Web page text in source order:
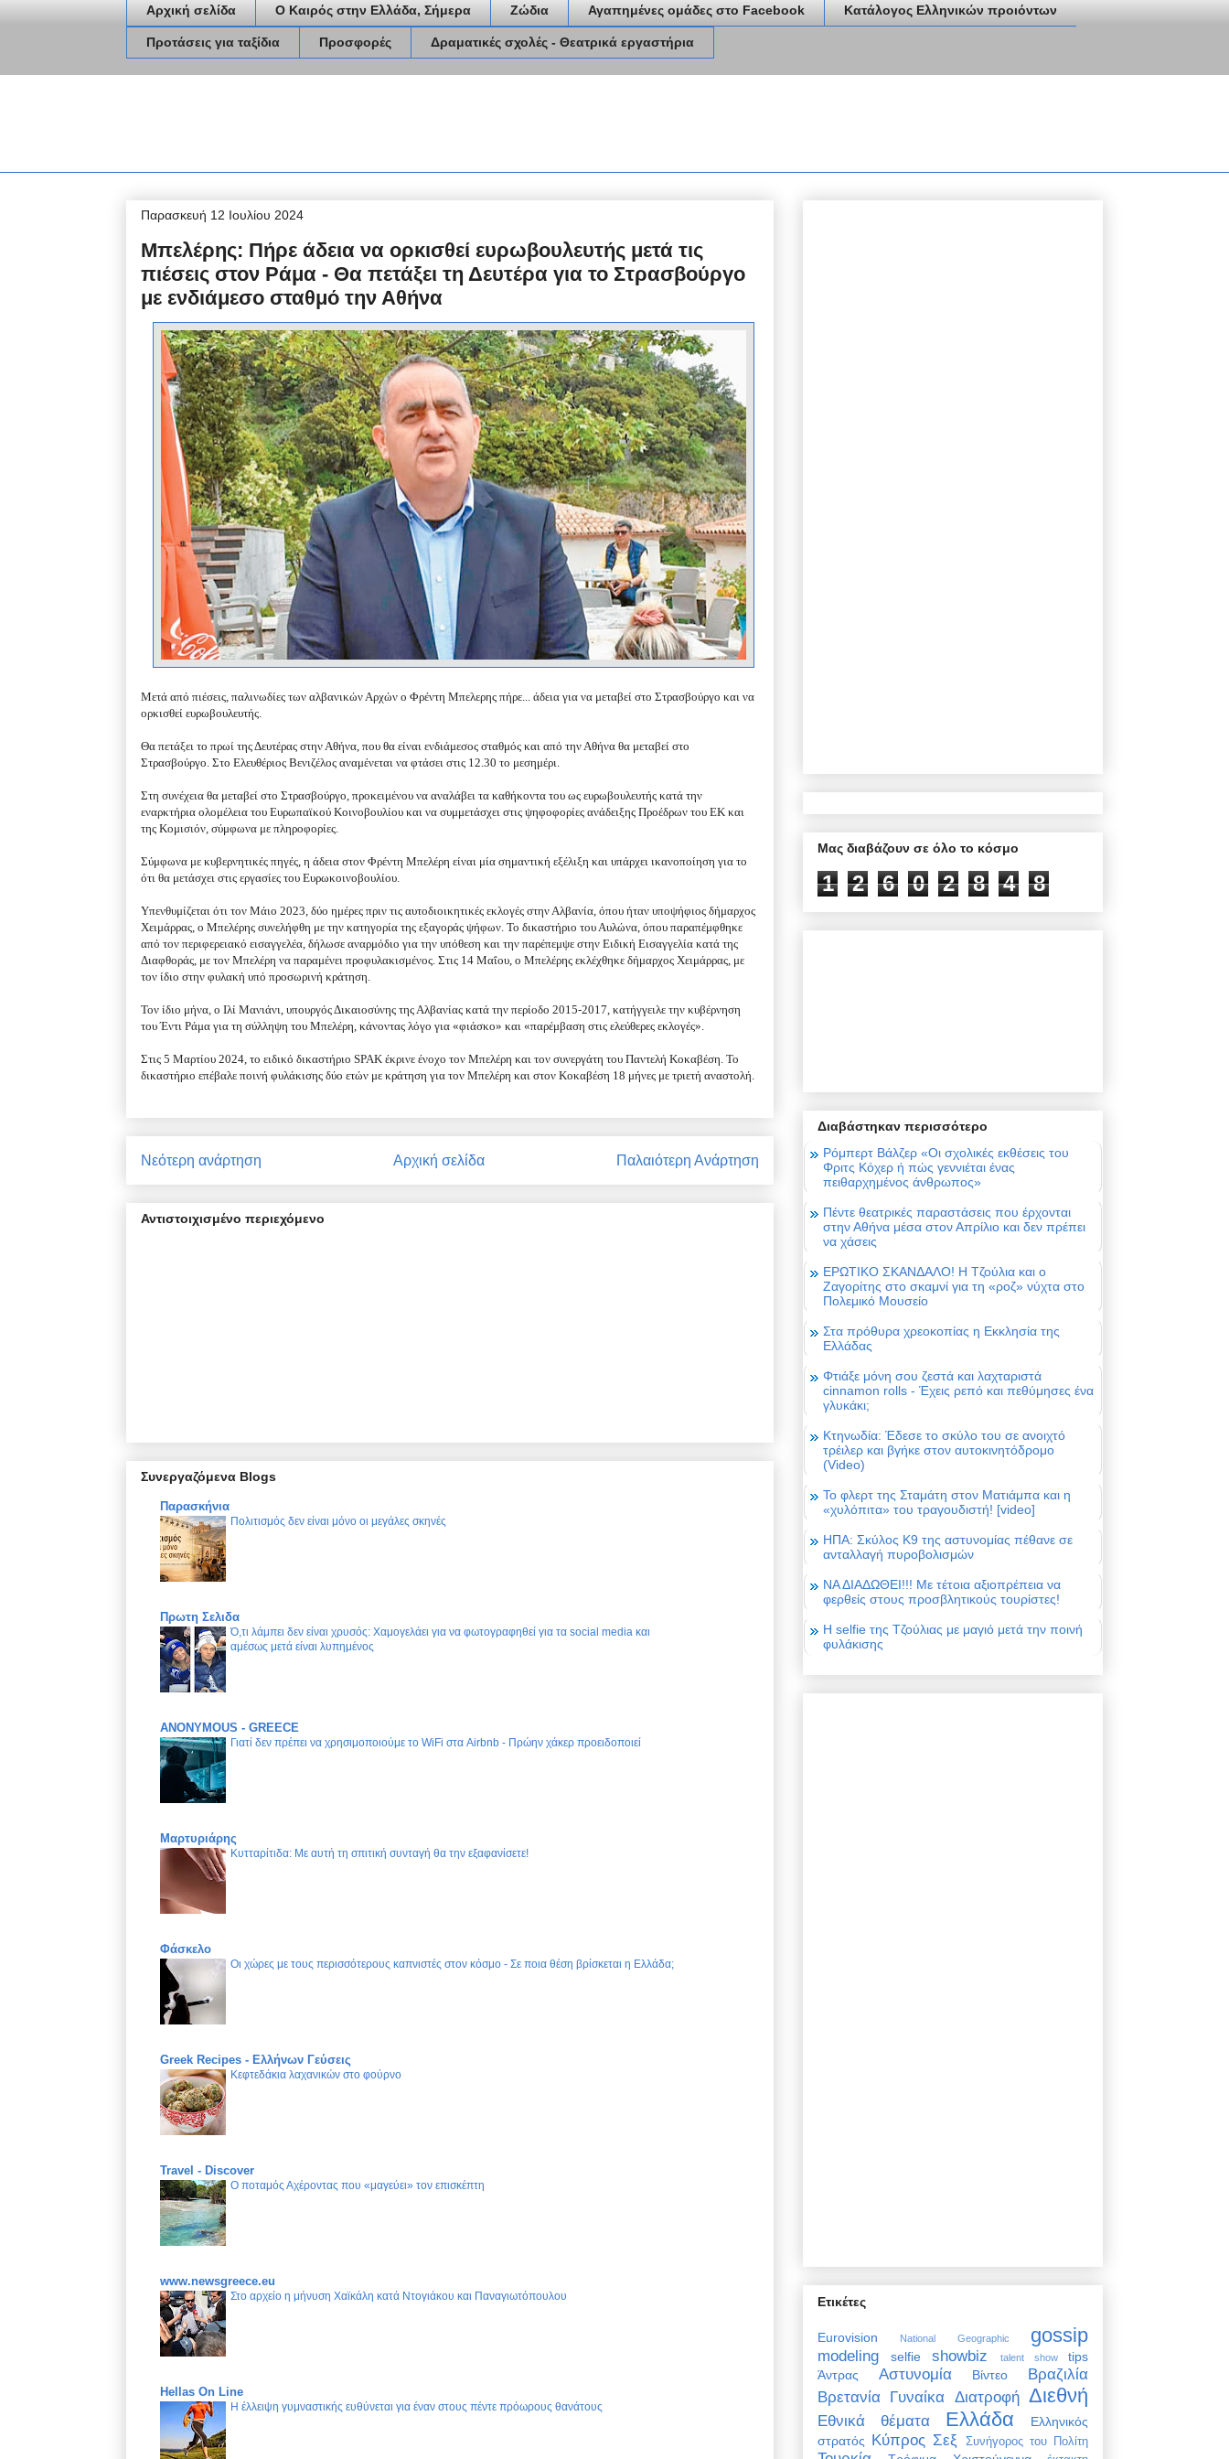
Αρχική σελίδα Ο Καιρός στην Ελλάδα, Σήμερα Ζώδια Αγαπημένες ομάδες στο Facebook Κατάλογος Ελληνικών προιόντων
Προτάσεις για ταξίδια Προσφορές Δραματικές σχολές - Θεατρικά εργαστήρια
Παρασκευή 12 Ιουλίου 2024
Μπελέρης: Πήρε άδεια να ορκισθεί ευρωβουλευτής μετά τις
πιέσεις στον Ράμα - Θα πετάξει τη Δευτέρα για το Στρασβούργο
με ενδιάμεσο σταθμό την Αθήνα
Μετά από πιέσεις, παλινωδίες των αλβανικών Αρχών ο Φρέντη Μπελερης πήρε...
άδεια για να μεταβεί στο Στρασβούργο και να
ορκισθεί ευρωβουλευτής.
Θα πετάξει το πρωί της Δευτέρας στην Αθήνα, που θα είναι ενδιάμεσος σταθμός και από την Αθήνα θα μεταβεί στο
Στρασβούργο. Στο Ελευθέριος Βενιζέλος αναμένεται να φτάσει στις 12.30 το μεσημέρι.
Στη συνέχεια θα μεταβεί στο Στρασβούργο, προκειμένου να αναλάβει τα καθήκοντα του ως ευρωβουλευτής κατά την
εναρκτήρια ολομέλεια του Ευρωπαϊκού Κοινοβουλίου και να συμμετάσχει στις ψηφοφορίες ανάδειξης Προέδρων του ΕΚ και
της Κομισιόν, σύμφωνα με πληροφορίες.
Σύμφωνα με κυβερνητικές πηγές, η άδεια στον Φρέντη Μπελέρη είναι μία σημαντική εξέλιξη και υπάρχει ικανοποίηση για το
ότι θα μετάσχει στις εργασίες του Ευρωκοινοβουλίου.
Υπενθυμίζεται ότι τον Μάιο 2023, δύο ημέρες πριν τις αυτοδιοικητικές εκλογές στην Αλβανία, όπου ήταν υποψήφιος δήμαρχος
Χειμάρρας, ο Μπελέρης συνελήφθη με την κατηγορία της εξαγοράς ψήφων. Το δικαστήριο του Αυλώνα, όπου παραπέμφθηκε
από τον περιφερειακό εισαγγελέα, δήλωσε αναρμόδιο για την υπόθεση και την παρέπεμψε στην Ειδική Εισαγγελία κατά της
Διαφθοράς, με τον Μπελέρη να παραμένει προφυλακισμένος. Στις 14 Μαΐου, ο Μπελέρης εκλέχθηκε δήμαρχος Χειμάρρας, με
τον ίδιο στην φυλακή υπό προσωρινή κράτηση.
Τον ίδιο μήνα, ο Ιλί Μανιάνι, υπουργός Δικαιοσύνης της Αλβανίας κατά την περίοδο 2015-2017, κατήγγειλε την κυβέρνηση
του Έντι Ράμα για τη σύλληψη του Μπελέρη, κάνοντας λόγο για «φιάσκο» και «παρέμβαση στις ελεύθερες εκλογές».
Στις 5 Μαρτίου 2024, το ειδικό δικαστήριο SPAK έκρινε ένοχο τον Μπελέρη και τον συνεργάτη του Παντελή Κοκαβέση. Το
δικαστήριο επέβαλε ποινή φυλάκισης δύο ετών με κράτηση για τον Μπελέρη και στον Κοκαβέση 18 μήνες με τριετή αναστολή.
Νεότερη ανάρτηση Παλαιότερη Ανάρτηση
Αρχική σελίδα
Αντιστοιχισμένο περιεχόμενο
Συνεργαζόμενα Blogs
Παρασκήνια
Πολιτισμός δεν είναι μόνο οι μεγάλες σκηνές
Πρωτη Σελιδα
Ό,τι λάμπει δεν είναι χρυσός: Χαμογελάει για να φωτογραφηθεί για τα social media και
αμέσως μετά είναι λυπημένος
ANONYMOUS - GREECE
Γιατί δεν πρέπει να χρησιμοποιούμε το WiFi στα Airbnb - Πρώην χάκερ προειδοποιεί
Μαρτυριάρης
Κυτταρίτιδα: Με αυτή τη σπιτική συνταγή θα την εξαφανίσετε!
Φάσκελο
Οι χώρες με τους περισσότερους καπνιστές στον κόσμο - Σε ποια θέση βρίσκεται η Ελλάδα;
Greek Recipes - Ελλήνων Γεύσεις
Κεφτεδάκια λαχανικών στο φούρνο
Travel - Discover
Ο ποταμός Αχέροντας που «μαγεύει» τον επισκέπτη
www.newsgreece.eu
Στο αρχείο η μήνυση Χαϊκάλη κατά Ντογιάκου και Παναγιωτόπουλου
Hellas On Line
Η έλλειψη γυμναστικής ευθύνεται για έναν στους πέντε πρόωρους θανάτους
Μας διαβάζουν σε όλο το κόσμο
1 2 6 0 2 8 4 8
Διαβάστηκαν περισσότερο
Ρόμπερτ Βάλζερ «Οι σχολικές εκθέσεις του
Φριτς Κόχερ ή πώς γεννιέται ένας
πειθαρχημένος άνθρωπος»
Πέντε θεατρικές παραστάσεις που έρχονται
στην Αθήνα μέσα στον Απρίλιο και δεν πρέπει
να χάσεις
ΕΡΩΤΙΚΟ ΣΚΑΝΔΑΛΟ! Η Τζούλια και ο
Ζαγορίτης στο σκαμνί για τη «ροζ» νύχτα στο
Πολεμικό Μουσείο
Στα πρόθυρα χρεοκοπίας η Εκκλησία της
Ελλάδας
Φτιάξε μόνη σου ζεστά και λαχταριστά
cinnamon rolls - Έχεις ρεπό και πεθύμησες ένα
γλυκάκι;
Κτηνωδία: Έδεσε το σκύλο του σε ανοιχτό
τρέιλερ και βγήκε στον αυτοκινητόδρομο
(Video)
Το φλερτ της Σταμάτη στον Ματιάμπα και η
«χυλόπιτα» του τραγουδιστή! [video]
ΗΠΑ: Σκύλος Κ9 της αστυνομίας πέθανε σε
ανταλλαγή πυροβολισμών
ΝΑ ΔΙΑΔΩΘΕΙ!!! Με τέτοια αξιοπρέπεια να
φερθείς στους προσβλητικούς τουρίστες!
Η selfie της Τζούλιας με μαγιό μετά την ποινή
φυλάκισης
Ετικέτες
Eurovision National Geographic gossip
modeling selfie showbiz talent show
tips
Άντρας
Αστυνομία Βίντεο
Βραζιλία
Βρετανία Γυναίκα Διατροφή Διεθνή
Εθνικά θέματα Ελλάδα
Ελληνικός
στρατός Κύπρος Σεξ Συνήγορος του Πολίτη